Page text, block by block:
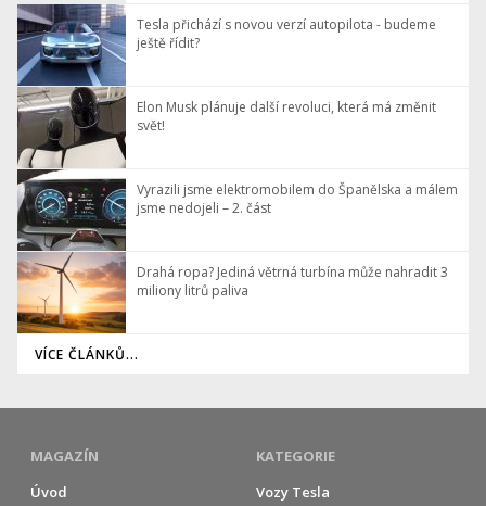
Tesla přichází s novou verzí autopilota - budeme
ještě řídit?
Elon Musk plánuje další revoluci, která má změnit
svět!
Vyrazili jsme elektromobilem do Španělska a málem
jsme nedojeli – 2. část
Drahá ropa? Jediná větrná turbína může nahradit 3
miliony litrů paliva
VÍCE ČLÁNKŮ...
MAGAZÍN
Úvod
KATEGORIE
Vozy Tesla